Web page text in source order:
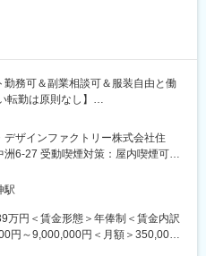
ムの研修を受けたうえで、これま
いただきます。その後は主担当と
ン系基盤6名／メインフレーム基
まで幅広いメンバーで構成され、
ングも手厚く進めています。
年金制度という社会性・公共性の高
ム基盤の安定稼働を担う、非常に重
勤務可＆副業相談可＆服装自由と働
転勤は原則なし】
パートナーは現在20社以上と事業
テム外販実績有/成長フェーズで自
主義の評価制度/社員の7割は銀行以
銀行」です。みんなの銀行もしくは
トリーに在籍出向し、勤務していた
デザインファクトリー株式会社住
6-27 受動喫煙対策：屋内喫煙可能
める事業所（リモートワーク含
駅
万円＜賃金形態＞年俸制＜賃金内訳
円～9,000,000円＜月額＞350,000